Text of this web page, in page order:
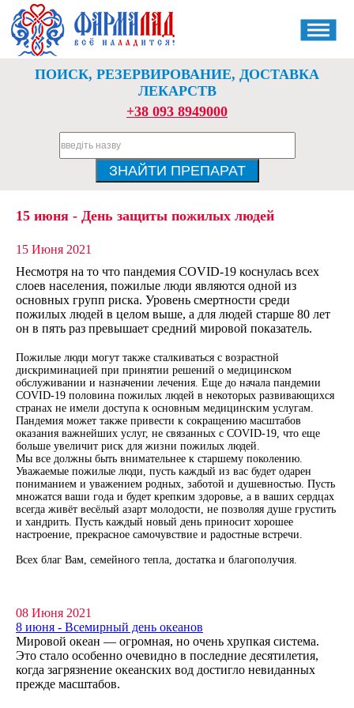
ПОИСК, РЕЗЕРВИРОВАНИЕ, ДОСТАВКА
ЛЕКАРСТВ
+38 093 8949000
15 июня - День защиты пожилых людей
15 Июня 2021
Несмотря на то что пандемия COVID-19 коснулась всех
слоев населения, пожилые люди являются одной из
основных групп риска. Уровень смертности среди
пожилых людей в целом выше, а для людей старше 80 лет
он в пять раз превышает средний мировой показатель.
Пожилые люди могут также сталкиваться с возрастной
дискриминацией при принятии решений о медицинском
обслуживании и назначении лечения. Еще до начала пандемии
COVID-19 половина пожилых людей в некоторых развивающихся
странах не имели доступа к основным медицинским услугам.
Пандемия может также привести к сокращению масштабов
оказания важнейших услуг, не связанных с COVID-19, что еще
больше увеличит риск для жизни пожилых людей.
Мы все должны быть внимательнее к старшему поколению.
Уважаемые пожилые люди, пусть каждый из вас будет одарен
пониманием и уважением родных, заботой и душевностью. Пусть
множатся ваши года и будет крепким здоровье, а в ваших сердцах
всегда живёт весёлый азарт молодости, не позволяя душе грустить
и хандрить. Пусть каждый новый день приносит хорошее
настроение, прекрасное самочувствие и радостные встречи.
Всех благ Вам, семейного тепла, достатка и благополучия.
08 Июня 2021
8 июня - Всемирный день океанов
Мировой океан — огромная, но очень хрупкая система.
Это стало особенно очевидно в последние десятилетия,
когда загрязнение океанских вод достигло невиданных
прежде масштабов.